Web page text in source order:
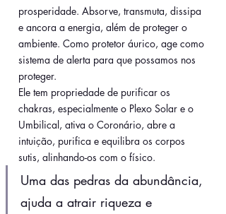
prosperidade. Absorve, transmuta, dissipa
e ancora a energia, além de proteger o
ambiente. Como protetor áurico, age como
sistema de alerta para que possamos nos
proteger.
Ele tem propriedade de purificar os
chakras, especialmente o Plexo Solar e o
Umbilical, ativa o Coronário, abre a
intuição, purifica e equilibra os corpos
sutis, alinhando-os com o físico.
Uma das pedras da abundância,
ajuda a atrair riqueza e